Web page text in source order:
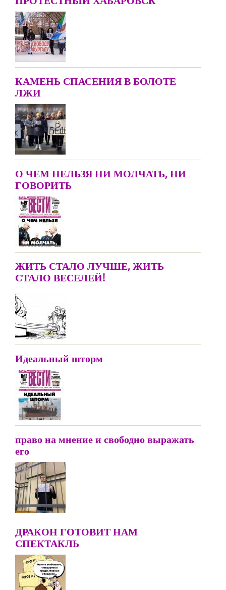
КАМЕНЬ СПАСЕНИЯ В БОЛОТЕ
ЛЖИ
О ЧЕМ НЕЛЬЗЯ НИ МОЛЧАТЬ, НИ
ГОВОРИТЬ
ЖИТЬ СТАЛО ЛУЧШЕ, ЖИТЬ
СТАЛО ВЕСЕЛЕЙ!
Идеальный шторм
право на мнение и свободно выражать
его
ДРАКОН ГОТОВИТ НАМ
СПЕКТАКЛЬ